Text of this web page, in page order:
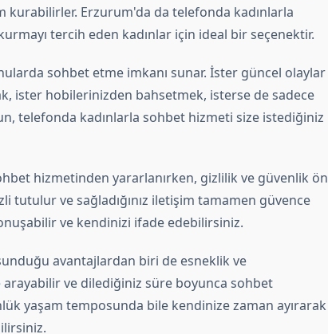
kurabilirler. Erzurum'da da telefonda kadınlarla
tercih eden kadınlar için ideal bir seçenektir.
sohbet etme imkanı sunar. İster güncel olaylar
ister hobilerinizden bahsetmek, isterse de sadece
telefonda kadınlarla sohbet hizmeti size istediğiniz
hizmetinden yararlanırken, gizlilik ve güvenlik ön
tutulur ve sağladığınız iletişim tamamen güvence
ve kendinizi ifade edebilirsiniz.
avantajlardan biri de esneklik ve
ve dilediğiniz süre boyunca sohbet
yaşam temposunda bile kendinize zaman ayırarak